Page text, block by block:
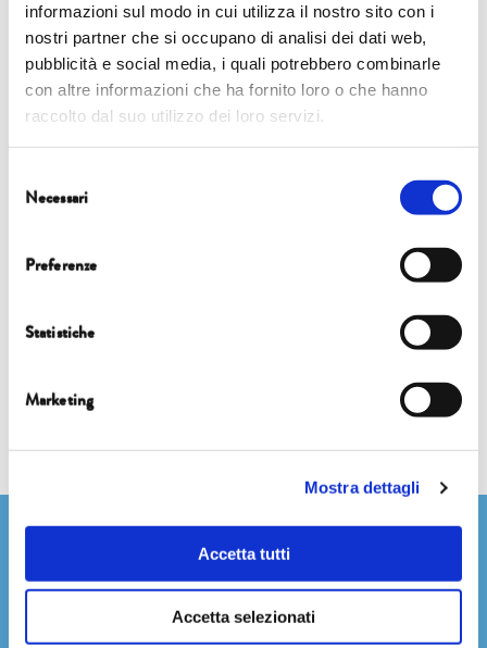
informazioni sul modo in cui utilizza il nostro sito con i
nostri partner che si occupano di analisi dei dati web,
pubblicità e social media, i quali potrebbero combinarle
con altre informazioni che ha fornito loro o che hanno
raccolto dal suo utilizzo dei loro servizi.
delNecessari
Preferenze
Statistiche
Marketing
Mostra dettagli
Accetta tutti
Accetta selezionati
6 ottobre |11.00 | Auditorium del Suffragio
FOCUS
USA LA TESTA! SFIDA ACCETTATA: I LAVORI E I PREMI
OLTRE IL GREENWASHING: COME PRODURRE E CONSUMARE IN